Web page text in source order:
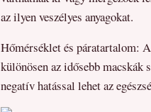
az ilyen veszélyes anyagokat.
Hőmérséklet és páratartalom:
különösen az idősebb macskák
negatív hatással lehet az